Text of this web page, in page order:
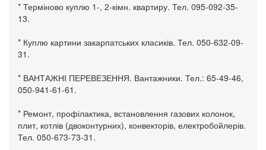
* Терміново куплю 1-, 2-кімн. квартиру. Тел. 095-092-35-
13.
* Куплю картини закарпатських класиків. Тел. 050-632-09-
31.
* ВАНТАЖНІ ПЕРЕВЕЗЕННЯ. Вантажники. Тел.: 65-49-46,
050-941-61-61.
* Ремонт, профілактика, встановлення газових колонок,
плит, котлів (двоконтурних), конвекторів, електробойлерів.
Тел. 050-673-73-31.